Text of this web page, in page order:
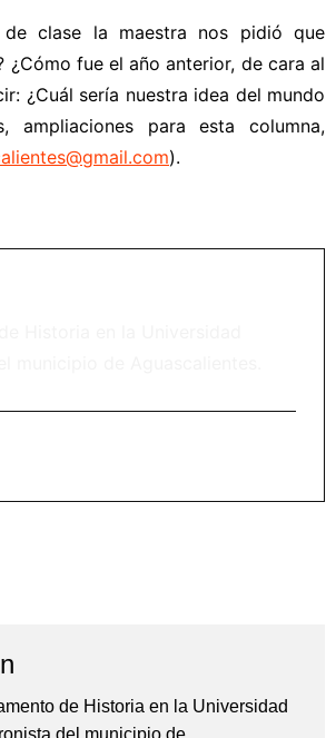
clase la maestra nos pidió que
fue el año anterior, de cara al
¿Cuál sería nuestra idea del mundo
ampliaciones para esta columna,
).
de Historia en la Universidad
del municipio de